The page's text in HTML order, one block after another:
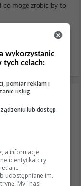
co moge zrobic by to
sie
wykorzystanie
tych celach:
pomiar reklam i
usług
lub dostęp
a informacje
identyfikatory
udostępniane im.
My i nasi